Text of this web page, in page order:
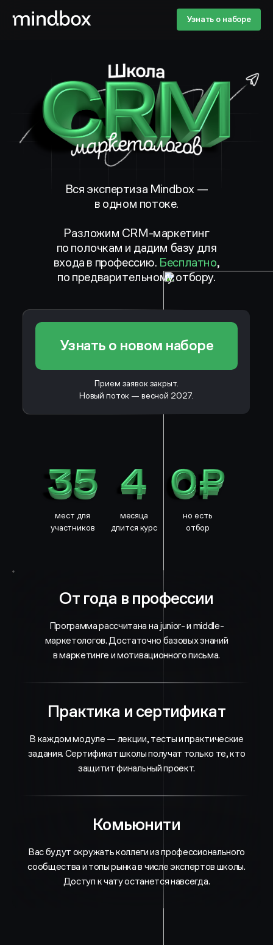
Узнать о наборе
Вся экспертиза Mindbox —
в одном потоке.
Разложим CRM-маркетинг
по полочкам и дадим базу для
входа в профессию. Бесплатно,
по предварительному отбору.
Узнать о новом наборе
Прием заявок закрыт.
Новый поток — весной 2027.
мест для
участников
месяца
длится курс
но есть
отбор
От года в профессии
Программа рассчитана на junior- и middle-
маркетологов. Достаточно базовых знаний
в маркетинге и мотивационного письма.
Практика и сертификат
В каждом модуле — лекции, тесты и практические
задания. Сертификат школы получат только те, кто
защитит финальный проект.
Комьюнити
Вас будут окружать коллеги из профессионального
сообщества и топы рынка в числе экспертов школы.
Доступ к чату останется навсегда.